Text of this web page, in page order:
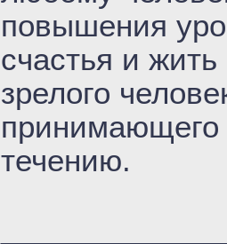
повышения
счастья и
зрелого
течению.